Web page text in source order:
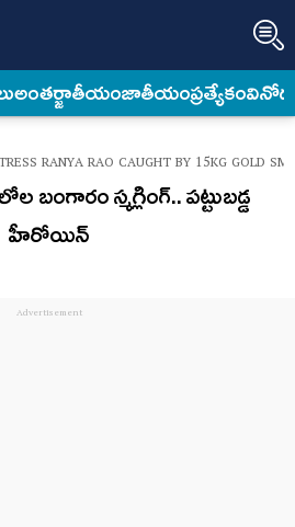
అంత‌ర్జాతీయంజాతీయంప్రత్యేకం
RANYA RAO CAUGHT BY 15KG GOLD
బంగారం స్మగ్లింగ్.. పట్టుబడ్డ‌
హీరోయిన్‌